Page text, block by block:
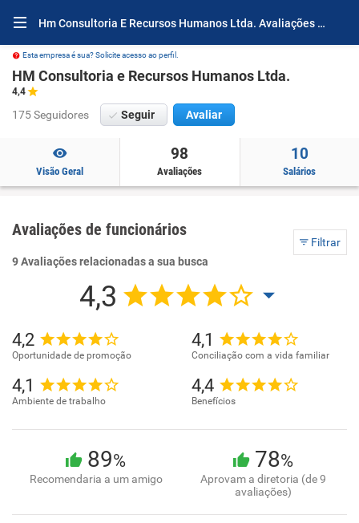
Hm Consultoria E Recursos Humanos Ltda. Avaliações e Opiniões
Esta empresa é sua? Solicite acesso ao perfil.
HM Consultoria e Recursos Humanos Ltda.
4,4
175 Seguidores Seguir Avaliar
Visão Geral
98
Avaliações
10
Salários
Avaliações de funcionários
Filtrar
9 Avaliações relacionadas a sua busca
4,3
4,2
Oportunidade de promoção
4,1
Conciliação com a vida familiar
4,1
Ambiente de trabalho
4,4
Benefícios
89%
Recomendaria a um amigo
78%
Aprovam a diretoria (de 9
avaliações)